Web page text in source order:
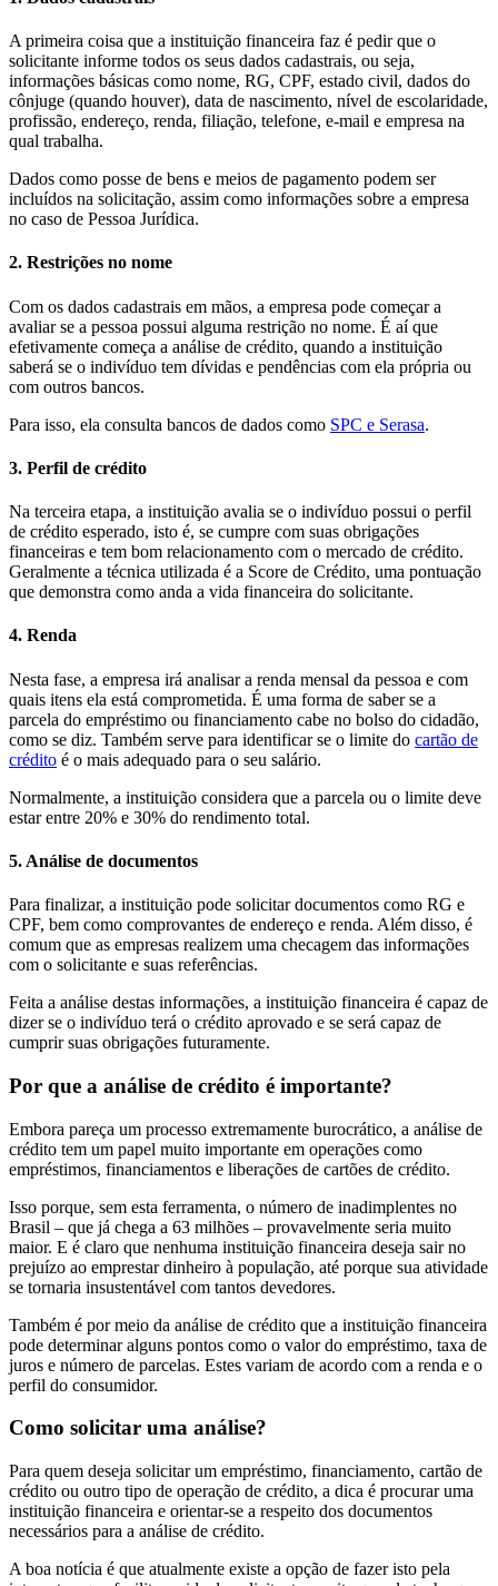
A primeira coisa que a instituição financeira faz é pedir que o
solicitante informe todos os seus dados cadastrais, ou seja,
informações básicas como nome, RG, CPF, estado civil, dados do
cônjuge (quando houver), data de nascimento, nível de escolaridade,
profissão, endereço, renda, filiação, telefone, e-mail e empresa na
qual trabalha.
Dados como posse de bens e meios de pagamento podem ser
incluídos na solicitação, assim como informações sobre a empresa
no caso de Pessoa Jurídica.
2. Restrições no nome
Com os dados cadastrais em mãos, a empresa pode começar a
avaliar se a pessoa possui alguma restrição no nome. É aí que
efetivamente começa a análise de crédito, quando a instituição
saberá se o indivíduo tem dívidas e pendências com ela própria ou
com outros bancos.
Para isso, ela consulta bancos de dados como SPC e Serasa.
3. Perfil de crédito
Na terceira etapa, a instituição avalia se o indivíduo possui o perfil
de crédito esperado, isto é, se cumpre com suas obrigações
financeiras e tem bom relacionamento com o mercado de crédito.
Geralmente a técnica utilizada é a Score de Crédito, uma pontuação
que demonstra como anda a vida financeira do solicitante.
4. Renda
Nesta fase, a empresa irá analisar a renda mensal da pessoa e com
quais itens ela está comprometida. É uma forma de saber se a
parcela do empréstimo ou financiamento cabe no bolso do cidadão,
como se diz. Também serve para identificar se o limite do cartão de
crédito é o mais adequado para o seu salário.
Normalmente, a instituição considera que a parcela ou o limite deve
estar entre 20% e 30% do rendimento total.
5. Análise de documentos
Para finalizar, a instituição pode solicitar documentos como RG e
CPF, bem como comprovantes de endereço e renda. Além disso, é
comum que as empresas realizem uma checagem das informações
com o solicitante e suas referências.
Feita a análise destas informações, a instituição financeira é capaz de
dizer se o indivíduo terá o crédito aprovado e se será capaz de
cumprir suas obrigações futuramente.
Por que a análise de crédito é importante?
Embora pareça um processo extremamente burocrático, a análise de
crédito tem um papel muito importante em operações como
empréstimos, financiamentos e liberações de cartões de crédito.
Isso porque, sem esta ferramenta, o número de inadimplentes no
Brasil – que já chega a 63 milhões – provavelmente seria muito
maior. E é claro que nenhuma instituição financeira deseja sair no
prejuízo ao emprestar dinheiro à população, até porque sua atividade
se tornaria insustentável com tantos devedores.
Também é por meio da análise de crédito que a instituição financeira
pode determinar alguns pontos como o valor do empréstimo, taxa de
juros e número de parcelas. Estes variam de acordo com a renda e o
perfil do consumidor.
Como solicitar uma análise?
Para quem deseja solicitar um empréstimo, financiamento, cartão de
crédito ou outro tipo de operação de crédito, a dica é procurar uma
instituição financeira e orientar-se a respeito dos documentos
necessários para a análise de crédito.
A boa notícia é que atualmente existe a opção de fazer isto pela